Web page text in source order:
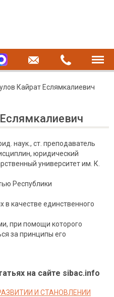
Кайрат Еслямкалиевич
наук., ст. преподаватель
юридический
университет им. К.
Республики
в качестве единственного
при помощи которого
за принципы его
на сайте sibac.info
И СТАНОВЛЕНИИ